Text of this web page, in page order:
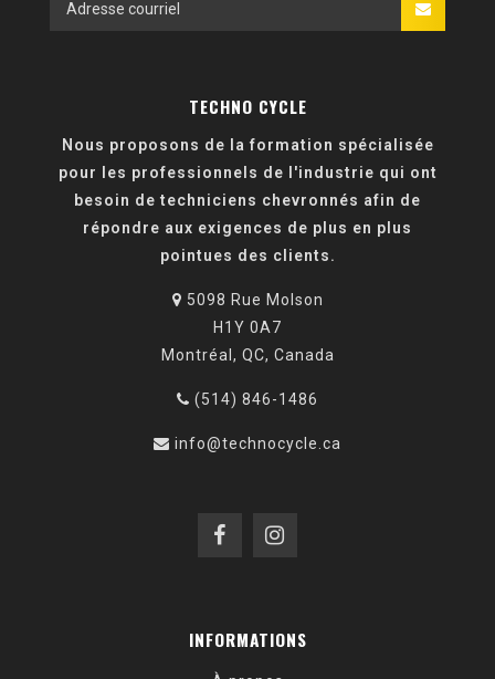
TECHNO CYCLE
Nous proposons de la formation spécialisée
pour les professionnels de l'industrie qui ont
besoin de techniciens chevronnés afin de
répondre aux exigences de plus en plus
pointues des clients.
5098 Rue Molson
H1Y 0A7
Montréal, QC, Canada
(514) 846-1486
info@technocycle.ca
INFORMATIONS